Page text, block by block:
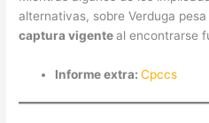
alternativas, sobre Verduga
captura vigenteal encontrarse
Informe extra:Cpccs